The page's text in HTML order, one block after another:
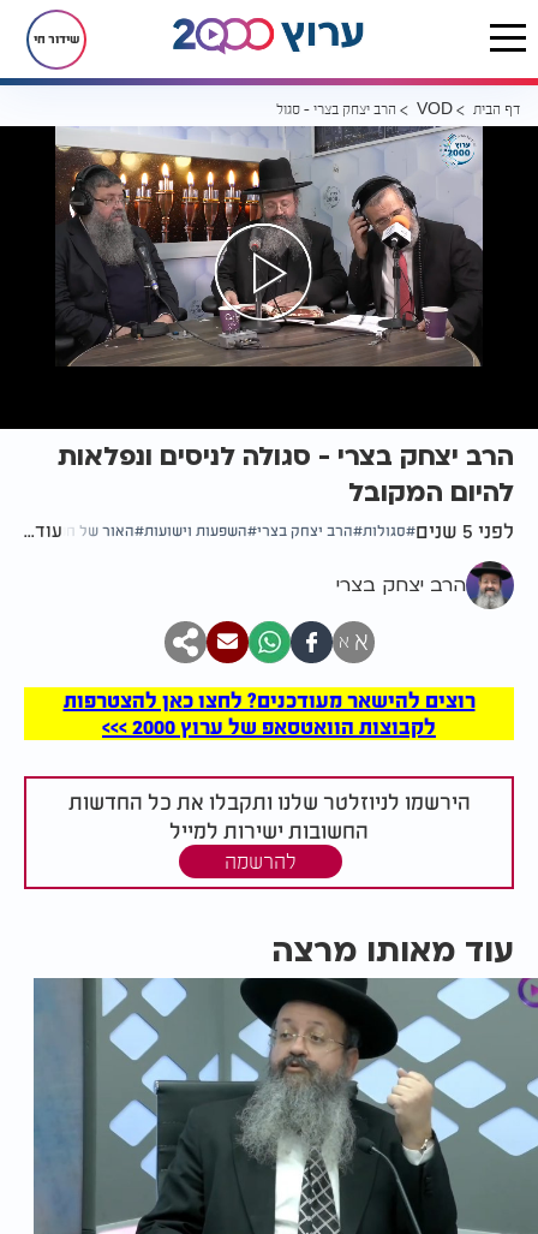
שידור חי
דף הבית VOD הרב יצחק בצרי - סגולה לניסים ונפלאות להיום המקובל
הרב יצחק בצרי - סגולה לניסים ונפלאות
להיום המקובל
לפני 5 שנים סגולות הרב יצחק בצרי השפעות וישועות האור של חנוכה מנצח
עוד...
הרב יצחק בצרי
א א
רוצים להישאר מעודכנים? לחצו כאן להצטרפות
לקבוצות הוואטסאפ של ערוץ 2000 >>>
הירשמו לניוזלטר שלנו ותקבלו את כל החדשות
החשובות ישירות למייל
להרשמה
עוד מאותו מרצה